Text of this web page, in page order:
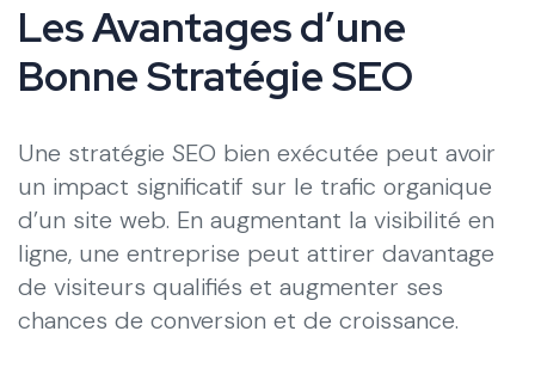
Les Avantages d’une
Bonne Stratégie SEO
Une stratégie SEO bien exécutée peut avoir
un impact significatif sur le trafic organique
d’un site web. En augmentant la visibilité en
ligne, une entreprise peut attirer davantage
de visiteurs qualifiés et augmenter ses
chances de conversion et de croissance.